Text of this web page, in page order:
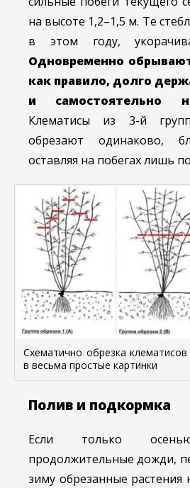
на высоте 1,2–1,5 м. Те
в этом году,
Одновременно
как правило, долго
и самостоятельно
Клематисы из 3-й
обрезают одинаково,
оставляя на побегах лишь
Схематично обрезка
в весьма простые картинки
Полив и подкормка
Если только
продолжительные дожди,
зиму обрезанные растения